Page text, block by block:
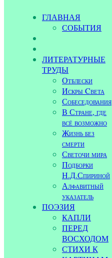
ГЛАВНАЯ
СОБЫТИЯ
ЛИТЕРАТУРНЫЕ
ТРУДЫ
Отблески
Искры Cвета
Собеседования
В Стране, где
всё возможно
Жизнь без
смерти
Светочи мира
Подборки
Н.Д.Спириной
Алфавитный
указатель
ПОЭЗИЯ
КАПЛИ
ПЕРЕД
ВОСХОДОМ
СТИХИ К